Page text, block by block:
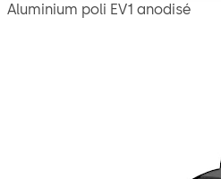
Aluminium poli EV1 anodisé
Rosace à visser en deux
arrachement, diamètre